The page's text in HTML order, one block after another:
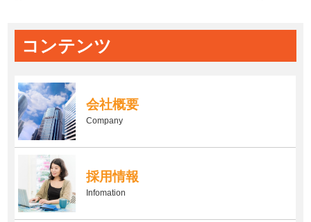
コンテンツ
会社概要
Company
採用情報
Infomation